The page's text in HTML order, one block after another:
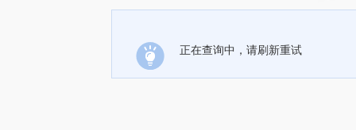
正在查询中，请刷新重试